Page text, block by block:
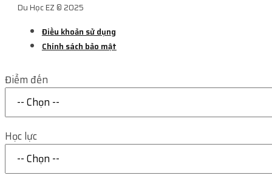
Du Học EZ © 2025
Điều khoản sử dụng
Chính sách bảo mật
Điểm đến
Học lực